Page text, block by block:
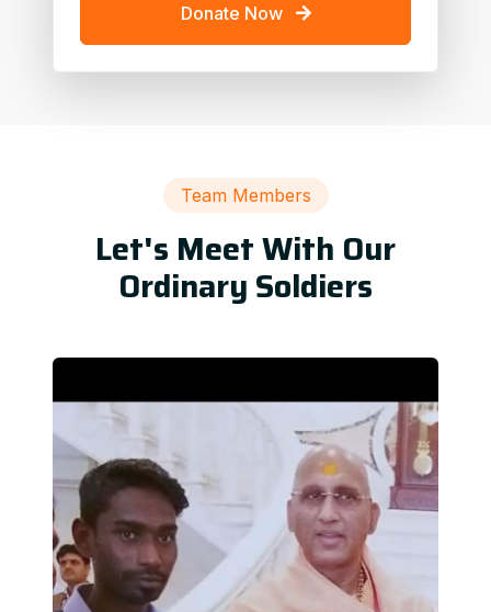
Donate Now
Team Members
Let's Meet With Our
Ordinary Soldiers